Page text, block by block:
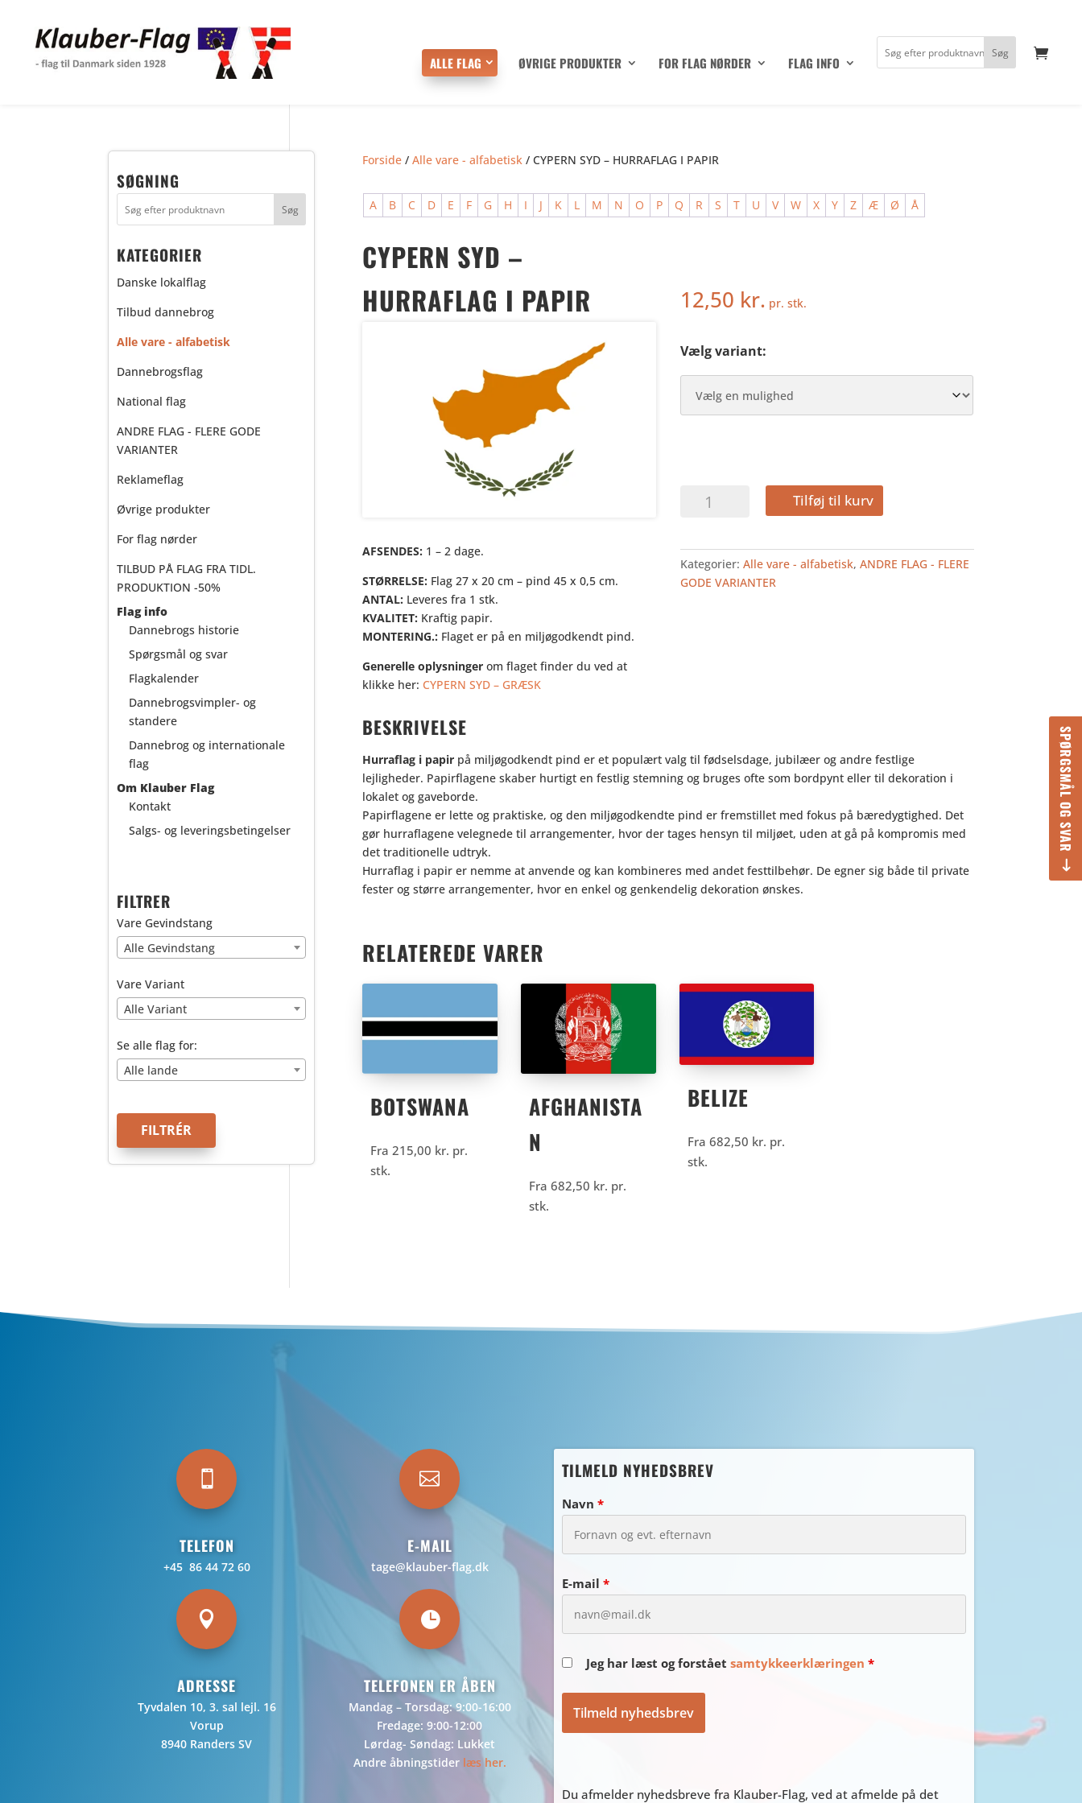
ALLE FLAG ØVRIGE PRODUKTER FOR FLAG NØRDER FLAG INFO
SPØRGSMÅL OG SVAR
Forside /Alle vare - alfabetisk / CYPERN SYD – HURRAFLAG I PAPIR
A B C D E F G H I J K L M N O P Q R S T U V W X Y Z Æ Ø Å
CYPERN SYD –
HURRAFLAG I PAPIR
AFSENDES: 1 – 2 dage.
STØRRELSE: Flag 27 x 20 cm – pind 45 x 0,5 cm.
ANTAL: Leveres fra 1 stk.
KVALITET: Kraftig papir.
MONTERING.: Flaget er på en miljøgodkendt pind.
Generelle oplysninger om flaget finder du ved at
klikke her: CYPERN SYD – GRÆSK
12,50 kr. pr. stk.
Vælg variant:
CYPERN
HURRAFLAG
I
PAPIR
Tilføj til kurv
Kategorier:Alle vare - alfabetisk,ANDRE FLAG - FLERE
GODE VARIANTER
BESKRIVELSE
Hurraflag i papir på miljøgodkendt pind er et populært valg til fødselsdage, jubilæer og andre festlige
lejligheder. Papirflagene skaber hurtigt en festlig stemning og bruges ofte som bordpynt eller til dekoration i
lokalet og gaveborde.
Papirflagene er lette og praktiske, og den miljøgodkendte pind er fremstillet med fokus på bæredygtighed. Det
gør hurraflagene velegnede til arrangementer, hvor der tages hensyn til miljøet, uden at gå på kompromis med
det traditionelle udtryk.
Hurraflag i papir er nemme at anvende og kan kombineres med andet festtilbehør. De egner sig både til private
fester og større arrangementer, hvor en enkel og genkendelig dekoration ønskes.
RELATEREDE VARER
BOTSWANA
Fra215,00 kr. pr.
stk.
AFGHANISTA
N
Fra 682,50 kr. pr.
stk.
BELIZE
Fra 682,50 kr. pr.
stk.
SØGNING
KATEGORIER
Danske lokalflag
Tilbud dannebrog
Alle vare - alfabetisk
Dannebrogsflag
National flag
ANDRE FLAG - FLERE GODE
VARIANTER
Reklameflag
Øvrige produkter
For flag nørder
TILBUD PÅ FLAG FRA TIDL.
PRODUKTION -50%
Flag info
Dannebrogs historie
Spørgsmål og svar
Flagkalender
Dannebrogsvimpler- og
standere
Dannebrog og internationale
flag
Om Klauber Flag
Kontakt
Salgs- og leveringsbetingelser
FILTRER
Vare Gevindstang
Alle Gevindstang
Vare Variant
Alle Variant
Se alle flag for:
Alle lande
FILTRÉR

TELEFON
+45 86 44 72 60

ADRESSE
Tyvdalen 10, 3. sal lejl. 16
Vorup
8940 Randers SV

E-MAIL
tage@klauber-flag.dk

TELEFONEN ER ÅBEN
Mandag – Torsdag: 9:00-16:00
Fredage: 9:00-12:00
Lørdag- Søndag: Lukket
Andre åbningstider læs her.
TILMELD NYHEDSBREV
Navn*
E-mail*
Jeg har læst og forståetsamtykkeerklæringen *
Du afmelder nyhedsbreve fra Klauber-Flag, ved at afmelde på det